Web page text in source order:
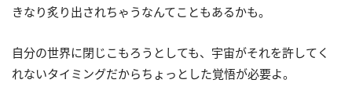
きなり炙り出されちゃうなんてこともあるかも。
自分の世界に閉じこもろうとしても、宇宙がそれを許してく
れないタイミングだからちょっとした覚悟が必要よ。